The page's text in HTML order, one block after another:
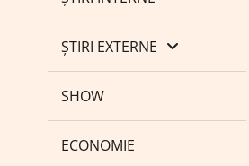
ȘTIRI EXTERNE
SHOW
ECONOMIE